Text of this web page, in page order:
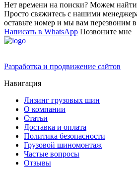
Нет времени на поиски? Можем
Просто свяжитесь с нашими
оставьте номер и мы вам перезвоним
Написать в WhatsApp Позвоните мне
Разработка и продвижение сайтов
Навигация
Лизинг грузовых шин
О компании
Статьи
Доставка и оплата
Политика безопасности
Грузовой шиномонтаж
Частые вопросы
Отзывы